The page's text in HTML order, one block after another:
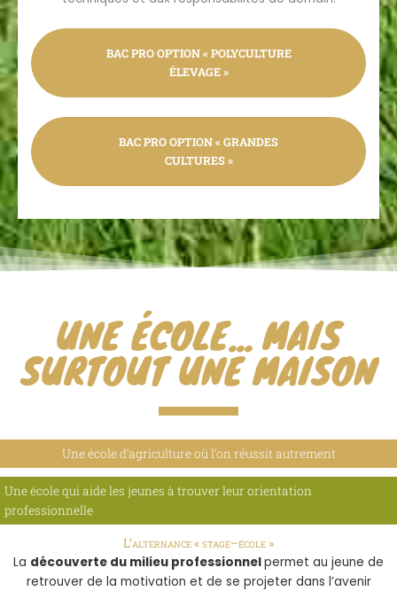
BAC PRO OPTION « POLYCULTURE
ÉLEVAGE »
BAC PRO OPTION « GRANDES
CULTURES »
UNE ÉCOLE... MAIS
SURTOUT UNE MAISON
Une école d’agriculture où l’on réussit autrement
Une école qui aide les jeunes à trouver leur orientation
professionnelle
L’alternance « stage–école »
La découverte du milieu professionnelpermet au jeune de
retrouver de la motivation et de se projeter dans l’avenir